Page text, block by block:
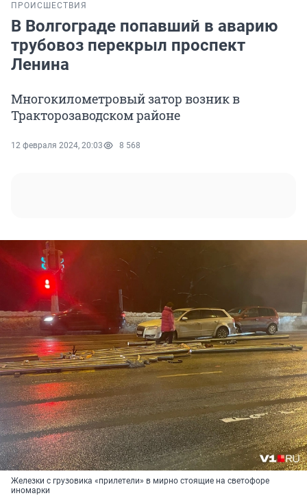
ПРОИСШЕСТВИЯ
В Волгограде попавший в аварию
трубовоз перекрыл проспект
Ленина
Многокилометровый затор возник в
Тракторозаводском районе
12 февраля 2024, 20:03 8 568
Железки с грузовика «прилетели» в мирно стоящие на светофоре
иномарки